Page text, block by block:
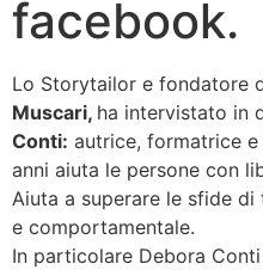
facebook.
Lo Storytailor e fondatore
Muscari, ha intervistato in
Conti: autrice, formatrice e
anni aiuta le persone con
Aiuta a superare le sfide
e comportamentale.
In particolare Debora